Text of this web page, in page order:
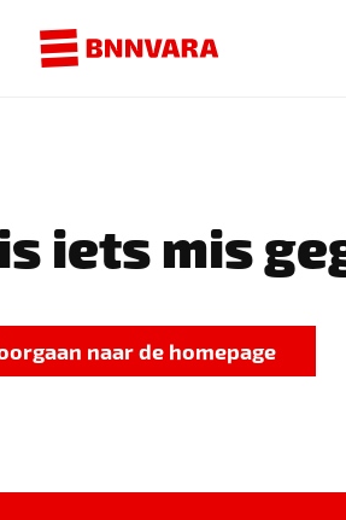
iets mis
naar de homepage